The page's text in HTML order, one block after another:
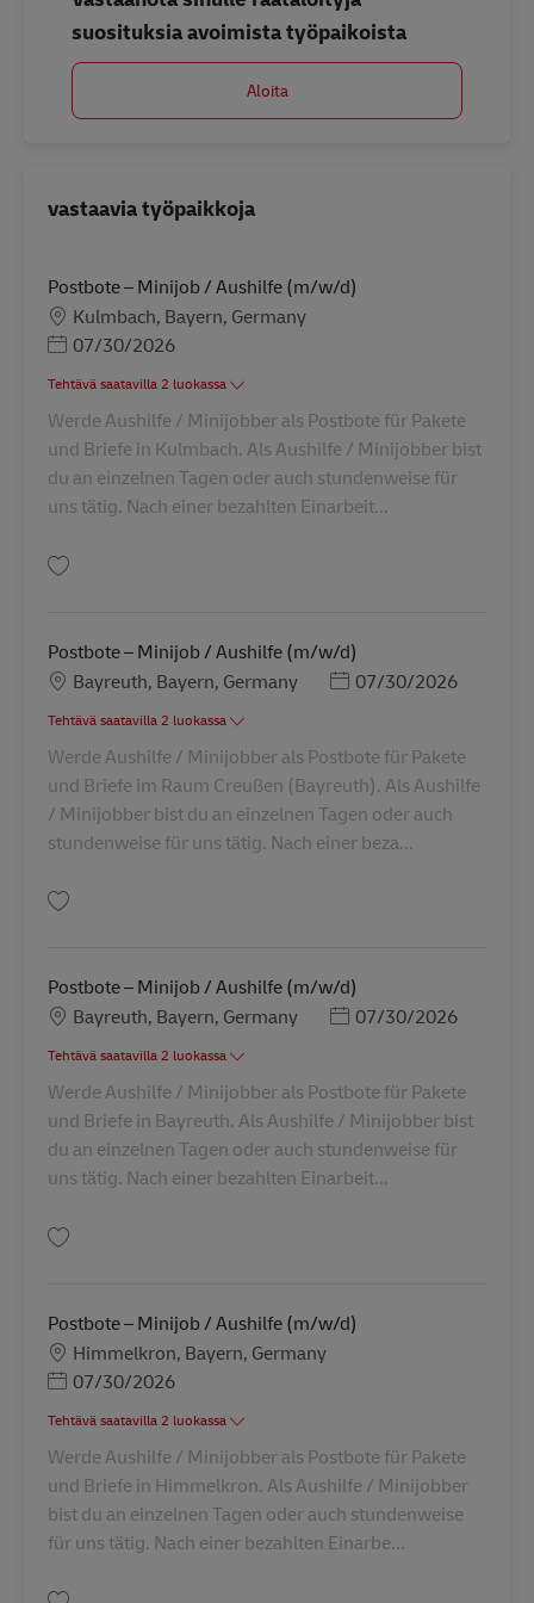
suosituksia avoimista työpaikoista
Aloita
vastaavia työpaikkoja
Postbote – Minijob / Aushilfe (m/w/d)
SijaintiKulmbach, Bayern, Germany
Posted Date
07/30/2026
Tehtävä saatavilla 2 luokassa
Werde Aushilfe / Minijobber als Postbote für Pakete
und Briefe in Kulmbach. Als Aushilfe / Minijobber bist
du an einzelnen Tagen oder auch stundenweise für
uns tätig. Nach einer bezahlten Einarbeit...
Postbote – Minijob / Aushilfe (m/w/d)
SijaintiBayreuth, Bayern, Germany Posted Date
07/30/2026
Tehtävä saatavilla 2 luokassa
Werde Aushilfe / Minijobber als Postbote für Pakete
und Briefe im Raum Creußen (Bayreuth). Als Aushilfe
/ Minijobber bist du an einzelnen Tagen oder auch
stundenweise für uns tätig. Nach einer beza...
Postbote – Minijob / Aushilfe (m/w/d)
SijaintiBayreuth, Bayern, Germany Posted Date
07/30/2026
Tehtävä saatavilla 2 luokassa
Werde Aushilfe / Minijobber als Postbote für Pakete
und Briefe in Bayreuth. Als Aushilfe / Minijobber bist
du an einzelnen Tagen oder auch stundenweise für
uns tätig. Nach einer bezahlten Einarbeit...
Postbote – Minijob / Aushilfe (m/w/d)
SijaintiHimmelkron, Bayern, Germany
Posted Date
07/30/2026
Tehtävä saatavilla 2 luokassa
Werde Aushilfe / Minijobber als Postbote für Pakete
und Briefe in Himmelkron. Als Aushilfe / Minijobber
bist du an einzelnen Tagen oder auch stundenweise
für uns tätig. Nach einer bezahlten Einarbe...